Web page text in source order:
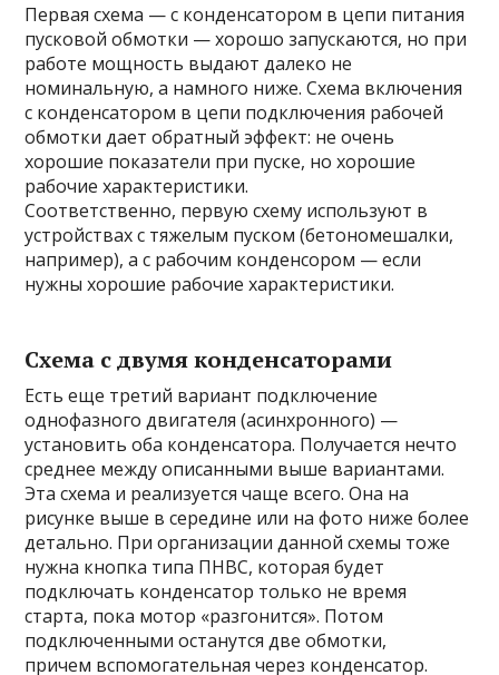
Первая схема — с конденсатором в цепи питания
пусковой обмотки — хорошо запускаются, но при
работе мощность выдают далеко не
номинальную, а намного ниже. Схема включения
с конденсатором в цепи подключения рабочей
обмотки дает обратный эффект: не очень
хорошие показатели при пуске, но хорошие
рабочие характеристики.
Соответственно, первую схему используют в
устройствах с тяжелым пуском (бетономешалки,
например), а с рабочим конденсором — если
нужны хорошие рабочие характеристики.
Схема с двумя конденсаторами
Есть еще третий вариант подключение
однофазного двигателя (асинхронного) —
установить оба конденсатора. Получается нечто
среднее между описанными выше вариантами.
Эта схема и реализуется чаще всего. Она на
рисунке выше в середине или на фото ниже более
детально. При организации данной схемы тоже
нужна кнопка типа ПНВС, которая будет
подключать конденсатор только не время
старта, пока мотор «разгонится». Потом
подключенными останутся две обмотки,
причем вспомогательная через конденсатор.